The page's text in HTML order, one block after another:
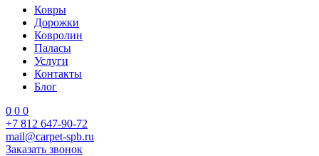
Ковры
Дорожки
Ковролин
Паласы
Услуги
Контакты
Блог
0 0 0
+7 812 647-90-72
mail@carpet-spb.ru
Заказать звонок